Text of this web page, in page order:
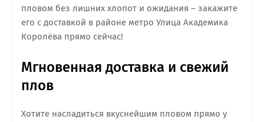
пловом без лишних хлопот и ожидания – закажите
его с доставкой в районе метро Улица Академика
Королёва прямо сейчас!
Мгновенная доставка и свежий
плов
Хотите насладиться вкуснейшим пловом прямо у